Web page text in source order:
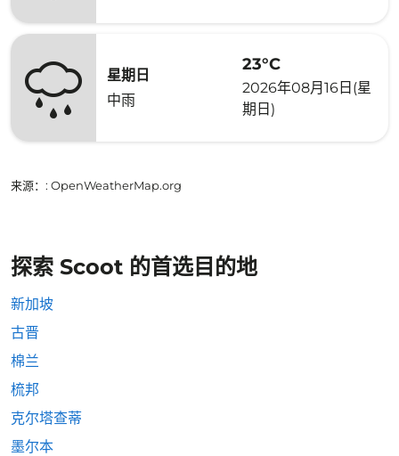
星期日
中雨
23°C
2026年08月16日(星
期日)
来源： : OpenWeatherMap.org
探索 Scoot 的首选目的地
新加坡
古晋
棉兰
梳邦
克尔塔查蒂
墨尔本